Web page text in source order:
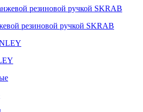
резиновой ручкой SKRAB